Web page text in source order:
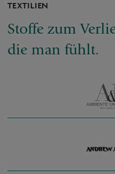
TEXTILIEN
Stoffe zum
die man fühlt.